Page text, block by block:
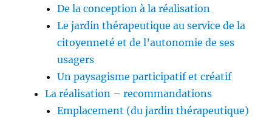
De la conception à la réalisation
Le jardin thérapeutique au service de la
citoyenneté et de l’autonomie de ses
usagers
Un paysagisme participatif et créatif
La réalisation – recommandations
Emplacement (du jardin thérapeutique)